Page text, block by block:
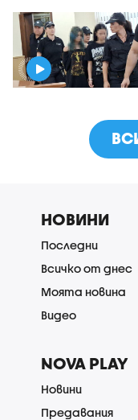
НОВИНИ
Последни
Всичко от днес
Моята новина
Видео
NOVA PLAY
Новини
Предавания